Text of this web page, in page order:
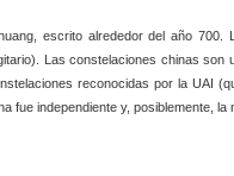
escrito alrededor del año
Las constelaciones chinas
reconocidas por la UAI
fue independiente y, posiblemente, la